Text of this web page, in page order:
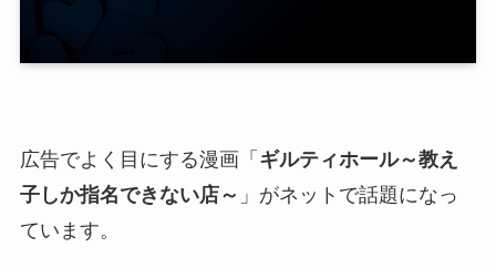
広告でよく目にする漫画「 ギルティホール～教え
子しか指名できない店～ 」がネットで話題になっ
ています。